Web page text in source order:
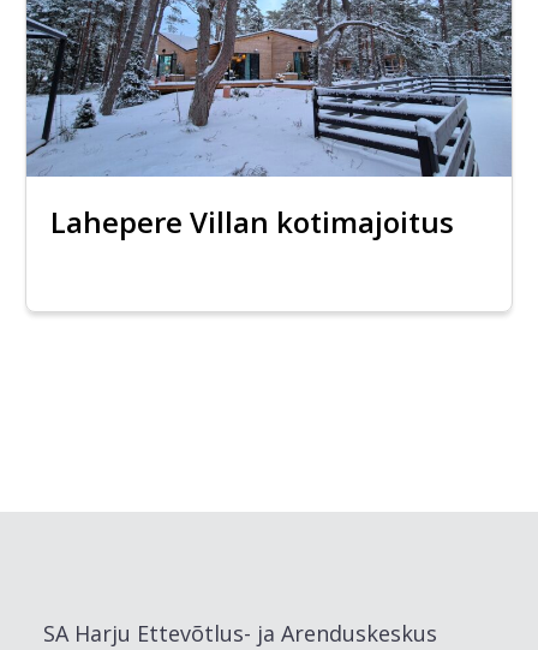
Lahepere Villan kotimajoitus
SA Harju Ettevõtlus- ja Arenduskeskus